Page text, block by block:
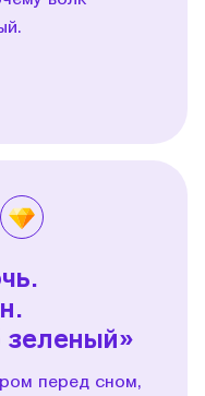
зеленый»
перед сном,